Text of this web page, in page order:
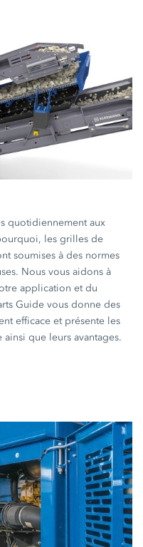
quotidiennement aux
les grilles de
soumises à des normes
Nous vous aidons à
application et du
Guide vous donne des
efficace et présente les
que leurs avantages.